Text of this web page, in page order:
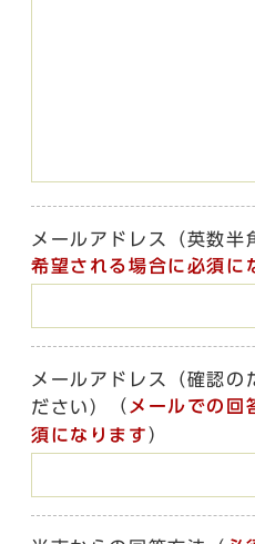
メールアドレス（英数半
希望される場合に必須に
メールアドレス（確認の
ださい）
（ メールでの回
須になります ）